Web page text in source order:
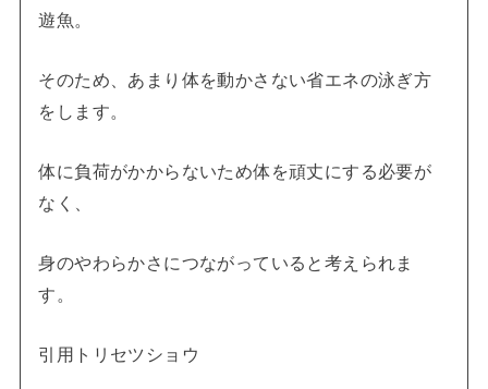
遊魚。
そのため、あまり体を動かさない省エネの泳ぎ方
をします。
体に負荷がかからないため体を頑丈にする必要が
なく、
身のやわらかさにつながっていると考えられま
す。
引用トリセツショウ